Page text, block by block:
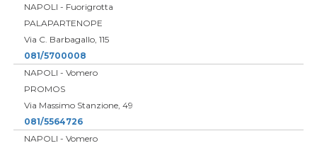
NAPOLI - Fuorigrotta
PALAPARTENOPE
Via C. Barbagallo, 115
081/5700008
NAPOLI - Vomero
PROMOS
Via Massimo Stanzione, 49
081/5564726
NAPOLI - Vomero